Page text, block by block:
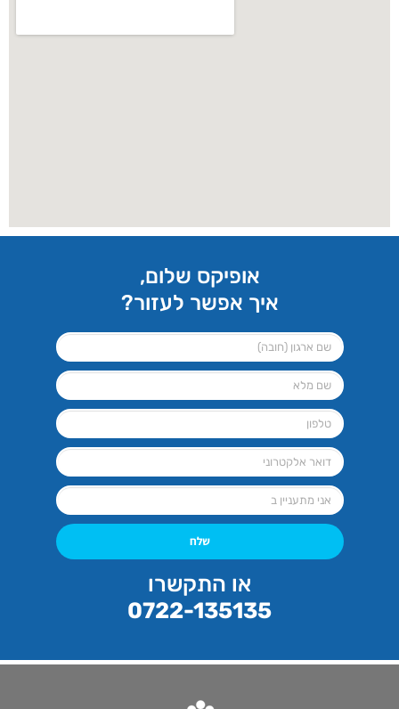
אופיקס שלום,
איך אפשר לעזור?
שלח
או התקשרו
0722-135135